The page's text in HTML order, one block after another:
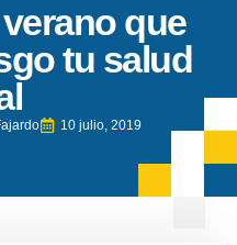
que
tu salud
10 julio, 2019